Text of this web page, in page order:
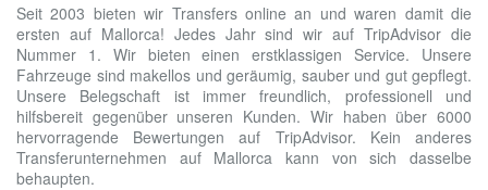
Seit 2003 bieten wir Transfers online an und waren damit die
ersten auf Mallorca! Jedes Jahr sind wir auf TripAdvisor die
Nummer 1. Wir bieten einen erstklassigen Service. Unsere
Fahrzeuge sind makellos und geräumig, sauber und gut gepflegt.
Unsere Belegschaft ist immer freundlich, professionell und
hilfsbereit gegenüber unseren Kunden. Wir haben über 6000
hervorragende Bewertungen auf TripAdvisor. Kein anderes
Transferunternehmen auf Mallorca kann von sich dasselbe
behaupten.